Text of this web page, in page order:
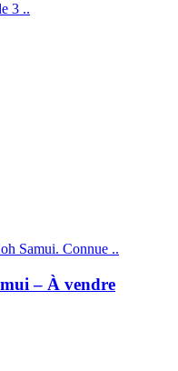
3 ..
Samui. Connue ..
– À vendre